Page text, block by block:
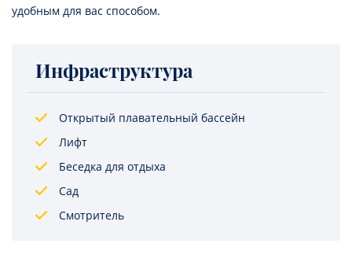
удобным для вас способом.
Инфраструктура
Открытый плавательный бассейн
Лифт
Беседка для отдыха
Сад
Смотритель